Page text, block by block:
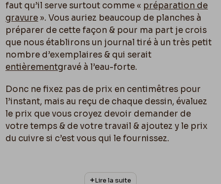
faut qu’il serve surtout comme « préparation de
gravure ». Vous auriez beaucoup de planches à
préparer de cette façon & pour ma part je crois
que nous établirons un journal tiré à un très petit
nombre d’exemplaires & qui serait
entièrementgravé à l’eau-forte.
Donc ne fixez pas de prix en centimêtres pour
l’instant, mais au reçu de chaque dessin, évaluez
le prix que vous croyez devoir demander de
votre temps & de votre travail & ajoutez y le prix
du cuivre si c’est vous qui le fournissez.
premier dessin et les autres suivront. Bon
Lire la suite